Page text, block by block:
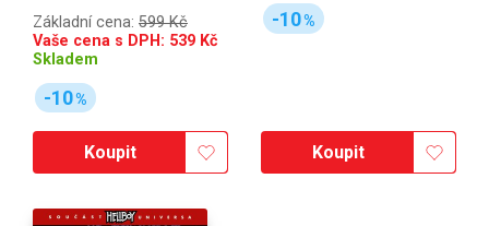
Základní cena: 599 Kč
Vaše cena s DPH: 539 Kč
Skladem
-10%
Koupit
-10%
Koupit